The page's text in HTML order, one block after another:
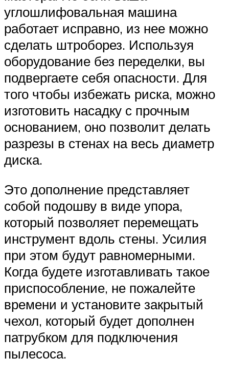
углошлифовальная машина
работает исправно, из нее можно
сделать штроборез. Используя
оборудование без переделки, вы
подвергаете себя опасности. Для
того чтобы избежать риска, можно
изготовить насадку с прочным
основанием, оно позволит делать
разрезы в стенах на весь диаметр
диска.
Это дополнение представляет
собой подошву в виде упора,
который позволяет перемещать
инструмент вдоль стены. Усилия
при этом будут равномерными.
Когда будете изготавливать такое
приспособление, не пожалейте
времени и установите закрытый
чехол, который будет дополнен
патрубком для подключения
пылесоса.